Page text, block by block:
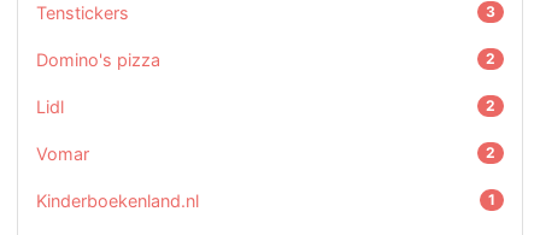
Tenstickers 3
Domino's pizza 2
Lidl 2
Vomar 2
Kinderboekenland.nl 1